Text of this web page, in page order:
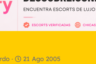
F
21 Ago 2005